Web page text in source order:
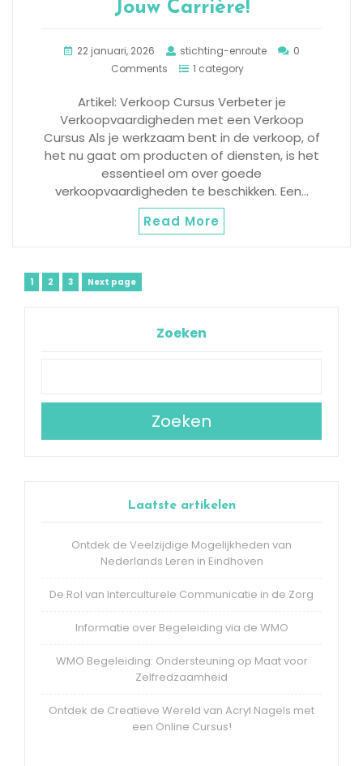
Jouw Carrière!
22 januari, 2026 stichting-enroute
0
Comments
1 category
Artikel: Verkoop Cursus Verbeter je
Verkoopvaardigheden met een Verkoop
Cursus Als je werkzaam bent in de verkoop, of
het nu gaat om producten of diensten, is het
essentieel om over goede
verkoopvaardigheden te beschikken. Een…
Read More
Berichtnavigatie
Page
1 Page
2 Page
3 Next page
Zoeken
Zoeken
Laatste artikelen
Ontdek de Veelzijdige Mogelijkheden van
Nederlands Leren in Eindhoven
De Rol van Interculturele Communicatie in de Zorg
Informatie over Begeleiding via de WMO
WMO Begeleiding: Ondersteuning op Maat voor
Zelfredzaamheid
Ontdek de Creatieve Wereld van Acryl Nagels met
een Online Cursus!